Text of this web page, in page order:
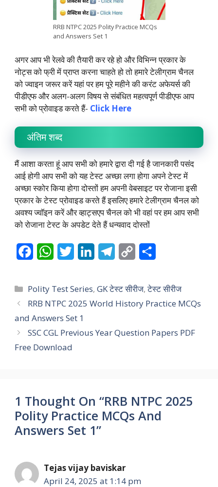
RRB NTPC 2025 Polity Practice MCQs
and Answers Set 1
अगर आप भी रेलवे की तैयारी कर रहे हो और विभिन्न प्रकार के
नोट्स को फ्री में प्राप्त करना चाहते हो तो हमारे टेलीग्राम चैनल
को ज्वाइन जरूर करें यहां पर हम पूरे महीने की करंट अफेयर्स की
पीडीएफ और अलग-अलग विषय से संबंधित महत्वपूर्ण पीडीएफ आप
सभी को प्रोवाइड करते हैं- Click Here
अंतिम शब्द
मैं आशा करता हूं आप सभी को हमारे द्वारा दी गई है जानकारी पसंद
आई होगी आप सभी को यह टेस्ट अच्छा लगा होगा अपने टेस्ट में
अच्छा स्कोर किया होगा दोस्तों हम अपनी वेबसाइट पर रोजाना इसी
प्रकार के टेस्ट प्रोवाइड करते हैं इसलिए हमारे टेलीग्राम चैनल को
अवश्य ज्वॉइन करें और व्हाट्सएप चैनल को भी वहां पर हम आप सभी
को रोजाना टेस्ट के अपडेट देते हैं धन्यवाद दोस्तों
e
b
o
o
W
a
t
s
A
p
t
t
e
n
k
d
l
e
r
p
y
i
a
r
Categories
Polity Test Series,GK टेस्ट सीरीज,टेस्ट सीरीज
RRB NTPC 2025 World History Practice MCQs
and Answers Set 1
SSC CGL Previous Year Question Papers PDF
Free Download
1 Thought On “RRB NTPC 2025
Polity Practice MCQs And
Answers Set 1”
Tejas vijay baviskar
April 24, 2025 at 1:14 pm